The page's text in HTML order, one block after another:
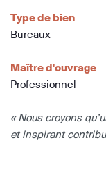
Type de bien
Bureaux
Maître d'ouvrage
Professionnel
« Nous croyons
et inspirant